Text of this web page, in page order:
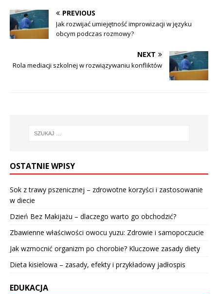
PREVIOUS
Jak rozwijać umiejętność improwizacji w języku
obcym podczas rozmowy?
NEXT
Rola mediacji szkolnej w rozwiązywaniu konfliktów
OSTATNIE WPISY
Sok z trawy pszenicznej – zdrowotne korzyści i zastosowanie
w diecie
Dzień Bez Makijażu – dlaczego warto go obchodzić?
Zbawienne właściwości owocu yuzu: Zdrowie i samopoczucie
Jak wzmocnić organizm po chorobie? Kluczowe zasady diety
Dieta kisielowa – zasady, efekty i przykładowy jadłospis
EDUKACJA